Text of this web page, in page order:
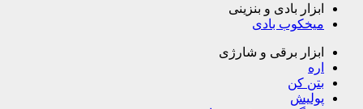
ابزار بادی و بنزینی
میخکوب بادی
ابزار برقی و شارژی
اره
بتن کن
پولیش